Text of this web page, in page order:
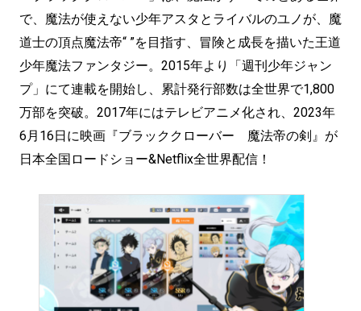
で、魔法が使えない少年アスタとライバルのユノが、魔
道士の頂点魔法帝“ ”を目指す、冒険と成長を描いた王道
少年魔法ファンタジー。2015年より「週刊少年ジャン
プ」にて連載を開始し、累計発行部数は全世界で1,800
万部を突破。2017年にはテレビアニメ化され、2023年
6月16日に映画『ブラッククローバー 魔法帝の剣』が
日本全国ロードショー&Netflix全世界配信！